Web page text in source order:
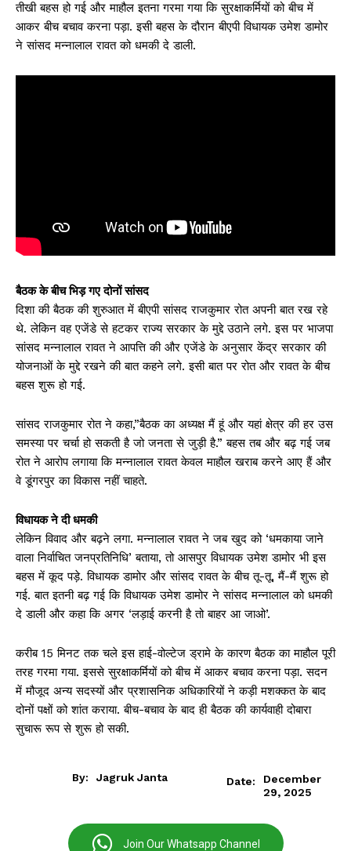
तीखी बहस हो गई और माहौल इतना गरमा गया कि सुरक्षाकर्मियों को बीच में
आकर बीच बचाव करना पड़ा. इसी बहस के दौरान बीएपी विधायक उमेश डामोर
ने सांसद मन्नालाल रावत को धमकी दे डाली.
बैठक के बीच भिड़ गए दोनों सांसद
दिशा की बैठक की शुरुआत में बीएपी सांसद राजकुमार रोत अपनी बात रख रहे
थे. लेकिन वह एजेंडे से हटकर राज्य सरकार के मुद्दे उठाने लगे. इस पर भाजपा
सांसद मन्नालाल रावत ने आपत्ति की और एजेंडे के अनुसार केंद्र सरकार की
योजनाओं के मुद्दे रखने की बात कहने लगे. इसी बात पर रोत और रावत के बीच
बहस शुरू हो गई.
सांसद राजकुमार रोत ने कहा,”बैठक का अध्यक्ष मैं हूं और यहां क्षेत्र की हर उस
समस्या पर चर्चा हो सकती है जो जनता से जुड़ी है.” बहस तब और बढ़ गई जब
रोत ने आरोप लगाया कि मन्नालाल रावत केवल माहौल खराब करने आए हैं और
वे डूंगरपुर का विकास नहीं चाहते.
विधायक ने दी धमकी
लेकिन विवाद और बढ़ने लगा. मन्नालाल रावत ने जब खुद को ‘धमकाया जाने
वाला निर्वाचित जनप्रतिनिधि’ बताया, तो आसपुर विधायक उमेश डामोर भी इस
बहस में कूद पड़े. विधायक डामोर और सांसद रावत के बीच तू-तू, मैं-मैं शुरू हो
गई. बात इतनी बढ़ गई कि विधायक उमेश डामोर ने सांसद मन्नालाल को धमकी
दे डाली और कहा कि अगर ‘लड़ाई करनी है तो बाहर आ जाओ’.
करीब 15 मिनट तक चले इस हाई-वोल्टेज ड्रामे के कारण बैठक का माहौल पूरी
तरह गरमा गया. इससे सुरक्षाकर्मियों को बीच में आकर बचाव करना पड़ा. सदन
में मौजूद अन्य सदस्यों और प्रशासनिक अधिकारियों ने कड़ी मशक्कत के बाद
दोनों पक्षों को शांत कराया. बीच-बचाव के बाद ही बैठक की कार्यवाही दोबारा
सुचारू रूप से शुरू हो सकी.
By: Jagruk Janta Date:
December
29, 2025
Join Our Whatsapp Channel